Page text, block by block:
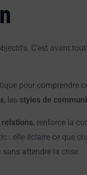
C’est avant
pour comprendre
, les styles de
, renforce la
: elle éclaire ce que
attendre la crise.